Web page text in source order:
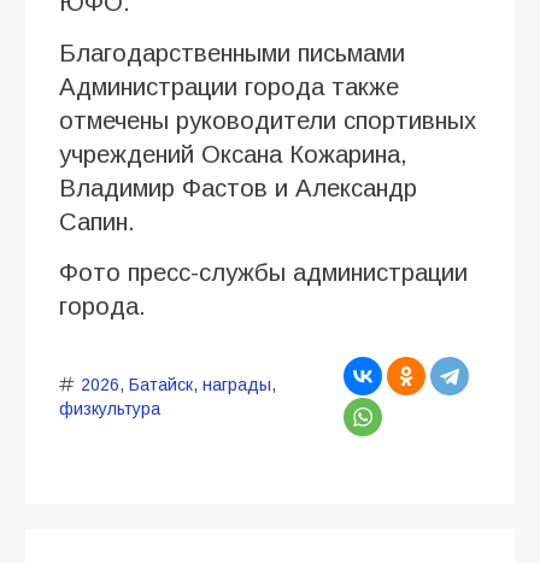
Благодарственными письмами
Администрации города также
отмечены руководители спортивных
учреждений Оксана Кожарина,
Владимир Фастов и Александр
Сапин.
Фото пресс-службы администрации
города.
2026, Батайск, награды,
физкультура